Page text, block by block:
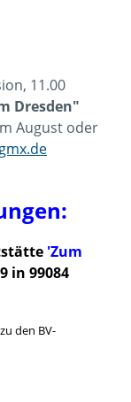
11.00
Dresden"
August oder
'Zum
in 99084
den BV-